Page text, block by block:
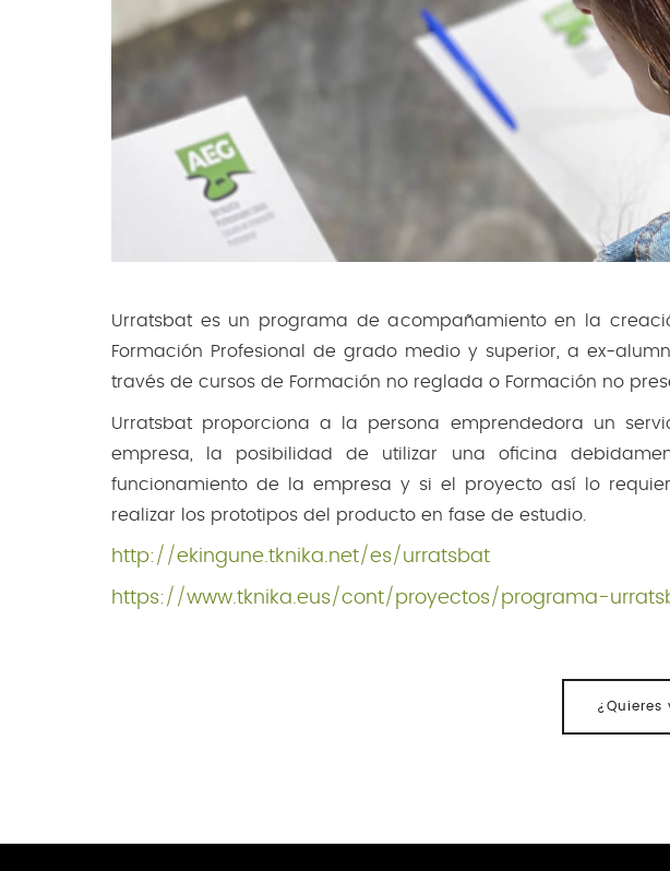
Urratsbat es un programa de acompañamiento en la
Formación Profesional de grado medio y superior, a ex-
través de cursos de Formación no reglada o Formación no
Urratsbat proporciona a la persona emprendedora un
empresa, la posibilidad de utilizar una oficina
funcionamiento de la empresa y si el proyecto así lo
realizar los prototipos del producto en fase de estudio.
http://ekingune.tknika.net/es/urratsbat
https://www.tknika.eus/cont/proyectos/programa-
¿Quieres